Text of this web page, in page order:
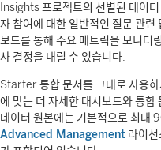
Insights 프로젝트의 선별된 데이
자 참여에 대한 일반적인 질문 관련
보드를 통해 주요 메트릭을 모니터
사 결정을 내릴 수 있습니다.
Starter 통합 문서를 그대로 사용
에 맞는 더 자세한 대시보드와 통
데이터 원본에는 기본적으로 최대
Advanced Management 라이